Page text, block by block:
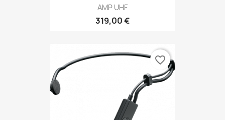
AMP UHF
319,00 €
favorite_border